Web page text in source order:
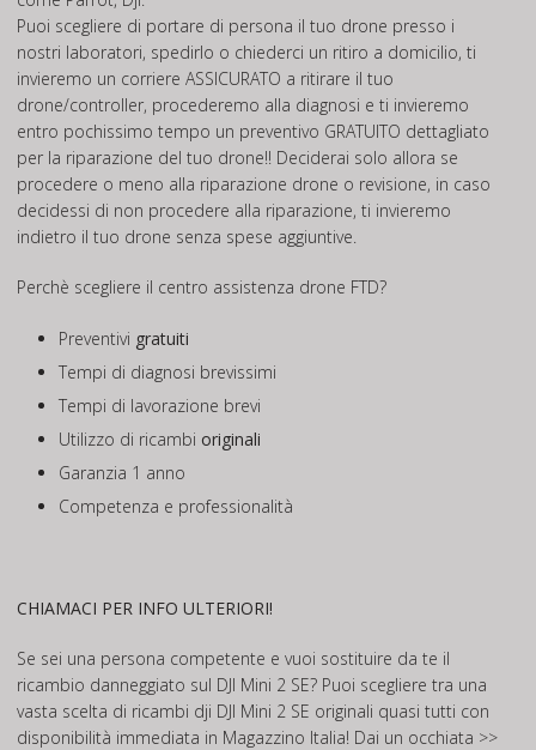
Puoi scegliere di portare di persona il tuo drone presso i
nostri laboratori, spedirlo o chiederci un ritiro a domicilio, ti
invieremo un corriere ASSICURATO a ritirare il tuo
drone/controller, procederemo alla diagnosi e ti invieremo
entro pochissimo tempo un preventivo GRATUITO dettagliato
per la riparazione del tuo drone!! Deciderai solo allora se
procedere o meno alla riparazione drone o revisione, in caso
decidessi di non procedere alla riparazione, ti invieremo
indietro il tuo drone senza spese aggiuntive.
Perchè scegliere il centro assistenza drone FTD?
Preventivi gratuiti
Tempi di diagnosi brevissimi
Tempi di lavorazione brevi
Utilizzo di ricambi originali
Garanzia 1 anno
Competenza e professionalità
CHIAMACI PER INFO ULTERIORI!
Se sei una persona competente e vuoi sostituire da te il
ricambio danneggiato sul DJI Mini 2 SE? Puoi scegliere tra una
vasta scelta di ricambi dji DJI Mini 2 SE originali quasi tutti con
disponibilità immediata in Magazzino Italia! Dai un occhiata >>